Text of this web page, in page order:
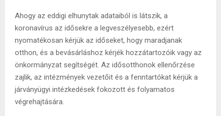
Ahogy az eddigi elhunytak adataiból is látszik, a
koronavírus az idősekre a legveszélyesebb, ezért
nyomatékosan kérjük az időseket, hogy maradjanak
otthon, és a bevásárláshoz kérjék hozzátartozóik vagy az
önkormányzat segítségét. Az idősotthonok ellenőrzése
zajlik, az intézmények vezetőit és a fenntartókat kérjük a
járványügyi intézkedések fokozott és folyamatos
végrehajtására.